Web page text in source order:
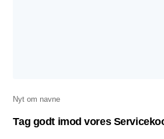
Nyt om navne
Tag godt imod vores